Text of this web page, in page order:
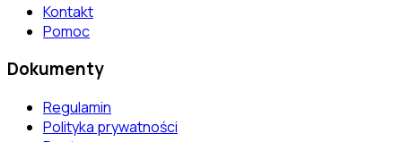
Kontakt
Pomoc
Dokumenty
Regulamin
Polityka prywatności